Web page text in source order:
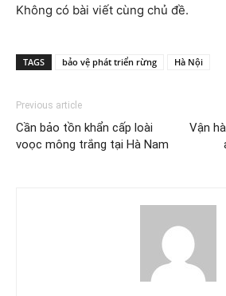
Không có bài viết cùng chủ đề.
TAGS bảo vệ phát triển rừng Hà Nội
Previous article
Cần bảo tồn khẩn cấp loài
voọc mông trắng tại Hà Nam
Vận